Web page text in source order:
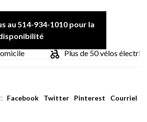
au 514-934-1010 pour la
Plus de 50 vélos
Facebook Twitter Pinterest Courriel